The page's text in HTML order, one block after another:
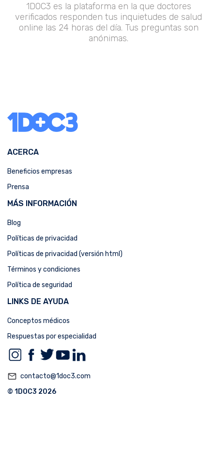
1DOC3 es la plataforma en la que doctores
verificados responden tus inquietudes de salud
online las 24 horas del día. Tus preguntas son
anónimas.
ACERCA
Beneficios empresas
Prensa
MÁS INFORMACIÓN
Blog
Políticas de privacidad
Políticas de privacidad (versión html)
Términos y condiciones
Política de seguridad
LINKS DE AYUDA
Conceptos médicos
Respuestas por especialidad
mail_outline contacto@1doc3.com
© 1DOC3 2026